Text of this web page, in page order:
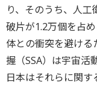
り、そのうち、人工
破片が1.2万個を占
体との衝突を避け
握（SSA）は宇宙活
日本はそれらに関